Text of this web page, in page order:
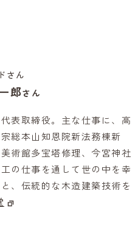
さん
郎さん
表取締役。主な仕事に、高
総本山知恩院新法務棟新
術館多宝塔修理、今宮神社
の仕事を通して世の中を幸
、伝統的な木造建築技術を